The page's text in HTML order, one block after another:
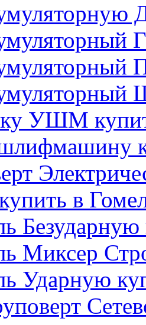
УШМ
в
Безударную
Миксер
Ударную